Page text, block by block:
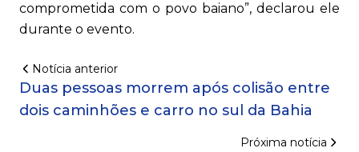
comprometida com o povo baiano”, declarou ele
durante o evento.
Notícia anterior
Duas pessoas morrem após colisão entre
dois caminhões e carro no sul da Bahia
Próxima notícia